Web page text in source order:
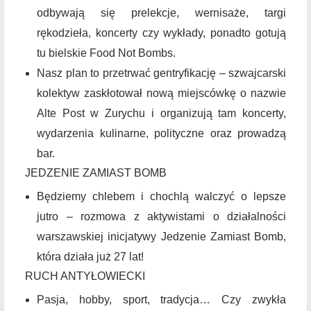
odbywają się prelekcje, wernisaże, targi
rękodzieła, koncerty czy wykłady, ponadto gotują
tu bielskie Food Not Bombs.
Nasz plan to przetrwać gentryfikację – szwajcarski
kolektyw zaskłotował nową miejscówkę o nazwie
Alte Post w Zurychu i organizują tam koncerty,
wydarzenia kulinarne, polityczne oraz prowadzą
bar.
JEDZENIE ZAMIAST BOMB
Będziemy chlebem i chochlą walczyć o lepsze
jutro – rozmowa z aktywistami o działalności
warszawskiej inicjatywy Jedzenie Zamiast Bomb,
która działa już 27 lat!
RUCH ANTYŁOWIECKI
Pasja, hobby, sport, tradycja… Czy zwykła